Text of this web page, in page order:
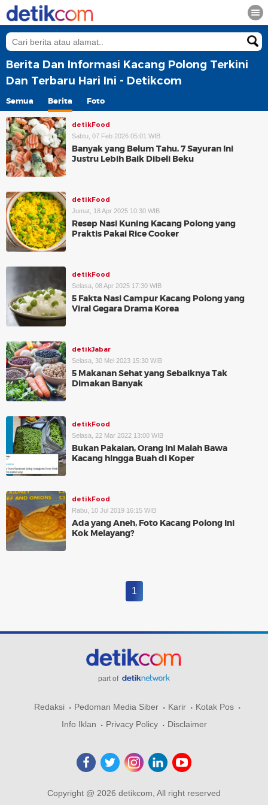
Berita Dan Informasi Kacang Polong Terkini
Dan Terbaru Hari Ini - Detikcom
Semua Berita Foto
detikFood
Sabtu, 07 Feb 2026 05:01 WIB
Banyak yang Belum Tahu, 7 Sayuran Ini
Justru Lebih Baik Dibeli Beku
detikFood
Jumat, 18 Apr 2025 10:30 WIB
Resep Nasi Kuning Kacang Polong yang
Praktis Pakai Rice Cooker
detikFood
Selasa, 08 Apr 2025 17:30 WIB
5 Fakta Nasi Campur Kacang Polong yang
Viral Gegara Drama Korea
detikJabar
Selasa, 30 Mei 2023 15:30 WIB
5 Makanan Sehat yang Sebaiknya Tak
Dimakan Banyak
detikFood
Selasa, 22 Mar 2022 13:00 WIB
Bukan Pakaian, Orang Ini Malah Bawa
Kacang hingga Buah di Koper
detikFood
Rabu, 10 Jul 2019 16:15 WIB
Ada yang Aneh, Foto Kacang Polong Ini
Kok Melayang?
1
part of
Redaksi Pedoman Media Siber Karir
Kotak Pos
Info Iklan
Privacy Policy Disclaimer
Copyright @ 2026 detikcom, All right reserved